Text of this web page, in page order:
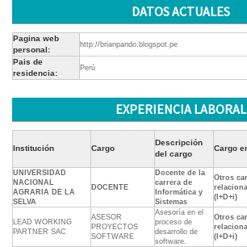
DATOS ACTUALES
Pagina web
personal:
http://brianpando.blogspot.pe
Pais de
residencia:
Perú
EXPERIENCIA LABORAL
Institución Cargo
Descripción
del cargo
Cargo
UNIVERSIDAD
NACIONAL
AGRARIA DE LA
SELVA
DOCENTE
Docente de la
carrera de
Informática y
Sistemas
Otros
(I+D+i)
LEAD WORKING
PARTNER SAC
ASESOR
PROYECTOS
SOFTWARE
Asesoría en el
proceso de
desarrollo de
software.
Otros
(I+D+i)